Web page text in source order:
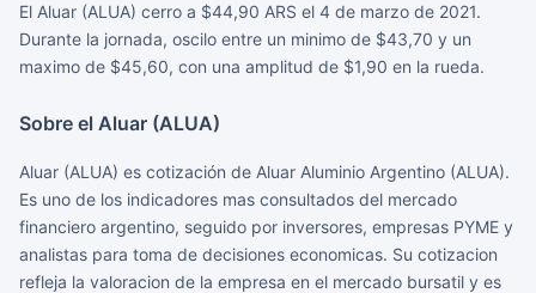
El Aluar (ALUA) cerro a $44,90 ARS el 4 de marzo de 2021.
Durante la jornada, oscilo entre un minimo de $43,70 y un
maximo de $45,60, con una amplitud de $1,90 en la rueda.
Sobre el Aluar (ALUA)
Aluar (ALUA) es cotización de Aluar Aluminio Argentino (ALUA).
Es uno de los indicadores mas consultados del mercado
financiero argentino, seguido por inversores, empresas PYME y
analistas para toma de decisiones economicas. Su cotizacion
refleja la valoracion de la empresa en el mercado bursatil y es